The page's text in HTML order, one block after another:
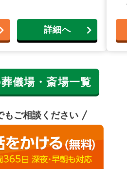
詳細へ
儀場・斎場一覧
もご相談ください